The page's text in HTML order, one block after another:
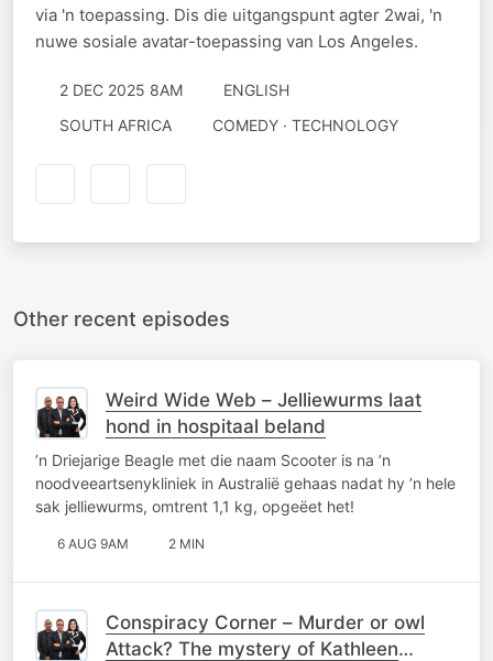
via 'n toepassing. Dis die uitgangspunt agter 2wai, 'n
nuwe sosiale avatar-toepassing van Los Angeles.
2 DEC 2025 8AM
ENGLISH
SOUTH AFRICA
COMEDY · TECHNOLOGY
Other recent episodes
Weird Wide Web – Jelliewurms laat
hond in hospitaal beland
’n Driejarige Beagle met die naam Scooter is na ’n
noodveeartsenykliniek in Australië gehaas nadat hy ’n hele
sak jelliewurms, omtrent 1,1 kg, opgeëet het!
6 AUG 9AM 2 MIN
Conspiracy Corner – Murder or owl
Attack? The mystery of Kathleen